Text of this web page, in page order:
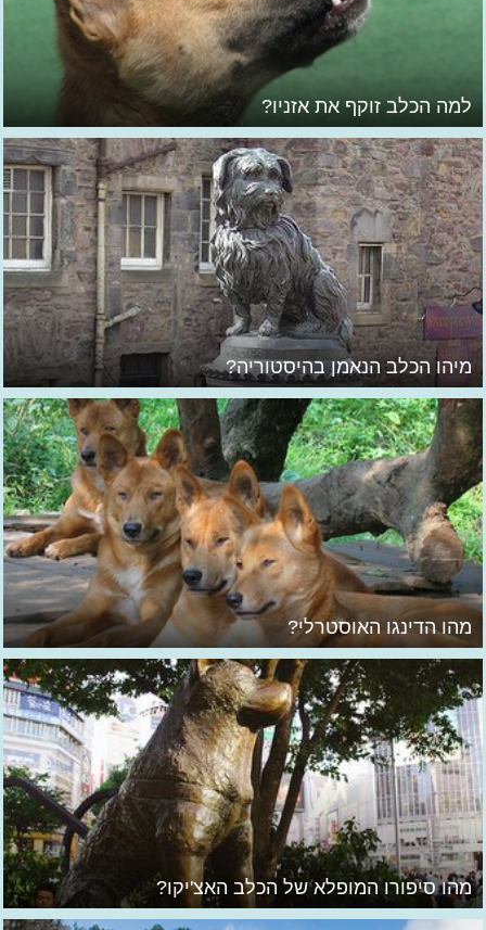
למה הכלב זוקף את אזניו?
מיהו הכלב הנאמן בהיסטוריה?
מהו הדינגו האוסטרלי?
מהו סיפורו המופלא של הכלב האצ'יקו?